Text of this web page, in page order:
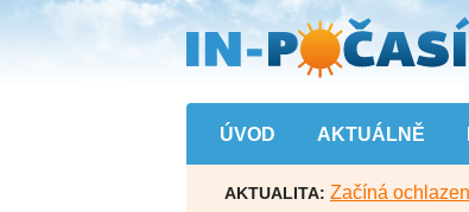
na
hlavní
obsah
ÚVOD AKTUÁLNĚ
AKTUALITA: Začíná